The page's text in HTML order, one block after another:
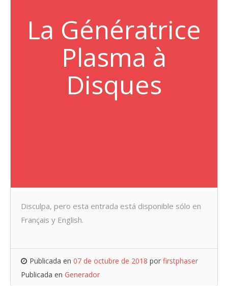
La Génératrice
Plasma à
Disques
Disculpa, pero esta entrada está disponible sólo en
Français y English.
Publicada en 07 de octubre de 2018 por firstphaser
Publicada en Generador